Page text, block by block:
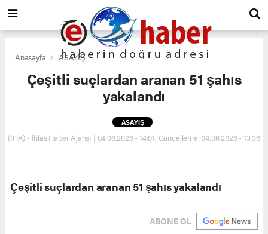
Anasayfa ASAYİŞ
Çeşitli suçlardan aranan 51 şahıs
yakalandı
ASAYİŞ
(İHA) - İhlas Haber Ajansı | 04.06.2026 - 14:01, Güncelleme: 04.06.2026 - 13:36
Çeşitli suçlardan aranan 51 şahıs yakalandı
ABONE OL